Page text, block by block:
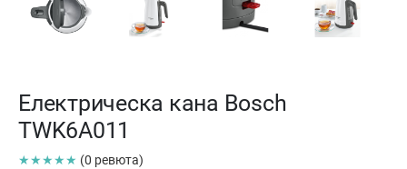
Електрическа кана Bosch
TWK6A011
★★★★★ (0 ревюта)